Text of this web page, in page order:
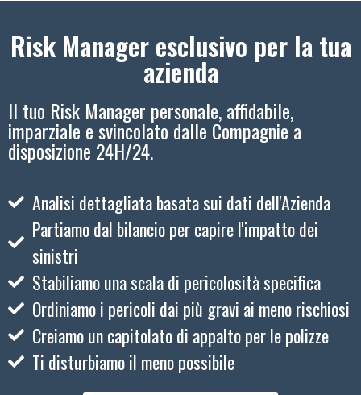
Risk Manager esclusivo per la tua
azienda
Il tuo Risk Manager personale, affidabile,
imparziale e svincolato dalle Compagnie a
disposizione 24H/24.
Analisi dettagliata basata sui dati dell'Azienda
Partiamo dal bilancio per capire l'impatto dei
sinistri
Stabiliamo una scala di pericolosità specifica
Ordiniamo i pericoli dai più gravi ai meno rischiosi
Creiamo un capitolato di appalto per le polizze
Ti disturbiamo il meno possibile